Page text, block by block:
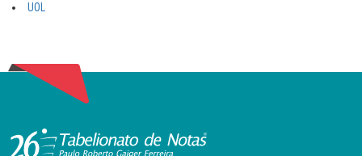
UOL